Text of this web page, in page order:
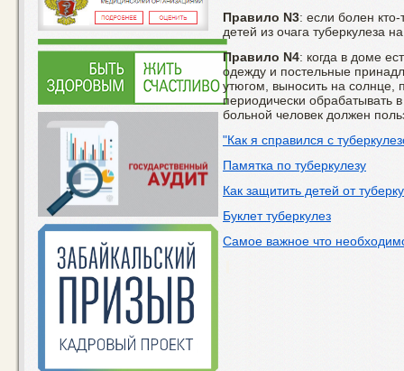
Правило N3: если болен
детей из очага туберкулеза
Правило N4: когда в доме
одежду и постельные
утюгом, выносить на солнце,
периодически обрабатывать
больной человек должен
"Как я справился с
Памятка по туберкулезу
Как защитить детей от
Буклет туберкулез
Самое важное что